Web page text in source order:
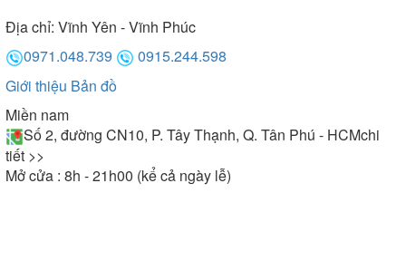
Địa chỉ: Vĩnh Yên - Vĩnh Phúc
0971.048.739
0915.244.598
Giới thiệu Bản đồ
Miền nam
Số 2, đường CN10, P. Tây Thạnh, Q. Tân Phú - HCMchi
tiết >>
Mở cửa : 8h - 21h00 (kể cả ngày lễ)